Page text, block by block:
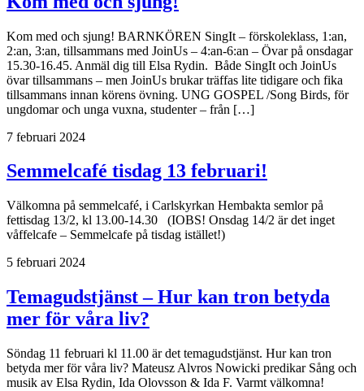
Kom med och sjung! BARNKÖREN SingIt – förskoleklass, 1:an,
2:an, 3:an, tillsammans med JoinUs – 4:an-6:an – Övar på onsdagar
15.30-16.45. Anmäl dig till Elsa Rydin. Både SingIt och JoinUs
övar tillsammans – men JoinUs brukar träffas lite tidigare och fika
tillsammans innan körens övning. UNG GOSPEL /Song Birds, för
ungdomar och unga vuxna, studenter – från […]
7 februari 2024
Semmelcafé tisdag 13 februari!
Välkomna på semmelcafé, i Carlskyrkan Hembakta semlor på
fettisdag 13/2, kl 13.00-14.30 (IOBS! Onsdag 14/2 är det inget
våffelcafe – Semmelcafe på tisdag istället!)
5 februari 2024
Temagudstjänst – Hur kan tron betyda
mer för våra liv?
Söndag 11 februari kl 11.00 är det temagudstjänst. Hur kan tron
betyda mer för våra liv? Mateusz Alvros Nowicki predikar Sång och
musik av Elsa Rydin, Ida Olovsson & Ida F. Varmt välkomna!